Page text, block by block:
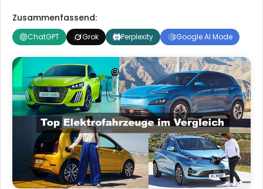
Zusammenfassend:
ChatGPT Grok Perplexity Google AI Mode